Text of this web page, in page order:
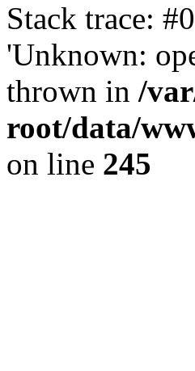
Stack trace:
'Unknown:
thrown in /
root/data/
on line 245